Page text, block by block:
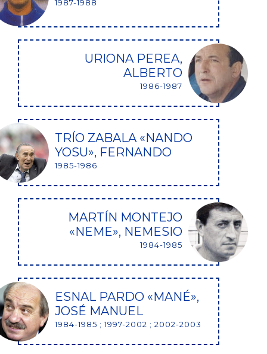
1987-1988
URIONA PEREA,
ALBERTO
1986-1987
TRÍO ZABALA «NANDO
YOSU», FERNANDO
1985-1986
MARTÍN MONTEJO
«NEME», NEMESIO
1984-1985
ESNAL PARDO «MANÉ»,
JOSÉ MANUEL
1984-1985 ; 1997-2002 ; 2002-2003